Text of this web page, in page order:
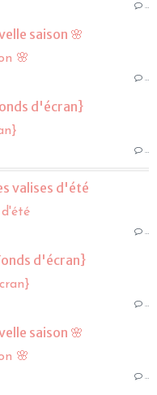
…
saison 🌸
…
d'écran}
…
valises d'été
…
d'écran}
…
saison 🌸
…